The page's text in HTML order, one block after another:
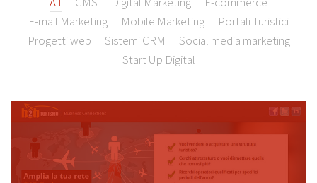
E-mail Marketing
Mobile Marketing
Portali Turistici
Progetti web
Sistemi CRM
Social media marketing
Start Up Digital